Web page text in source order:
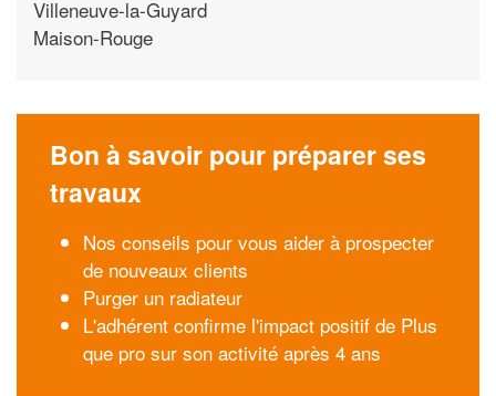
Villeneuve-la-Guyard
Maison-Rouge
Bon à savoir pour préparer ses
travaux
Nos conseils pour vous aider à prospecter
de nouveaux clients
Purger un radiateur
L'adhérent confirme l'impact positif de Plus
que pro sur son activité après 4 ans